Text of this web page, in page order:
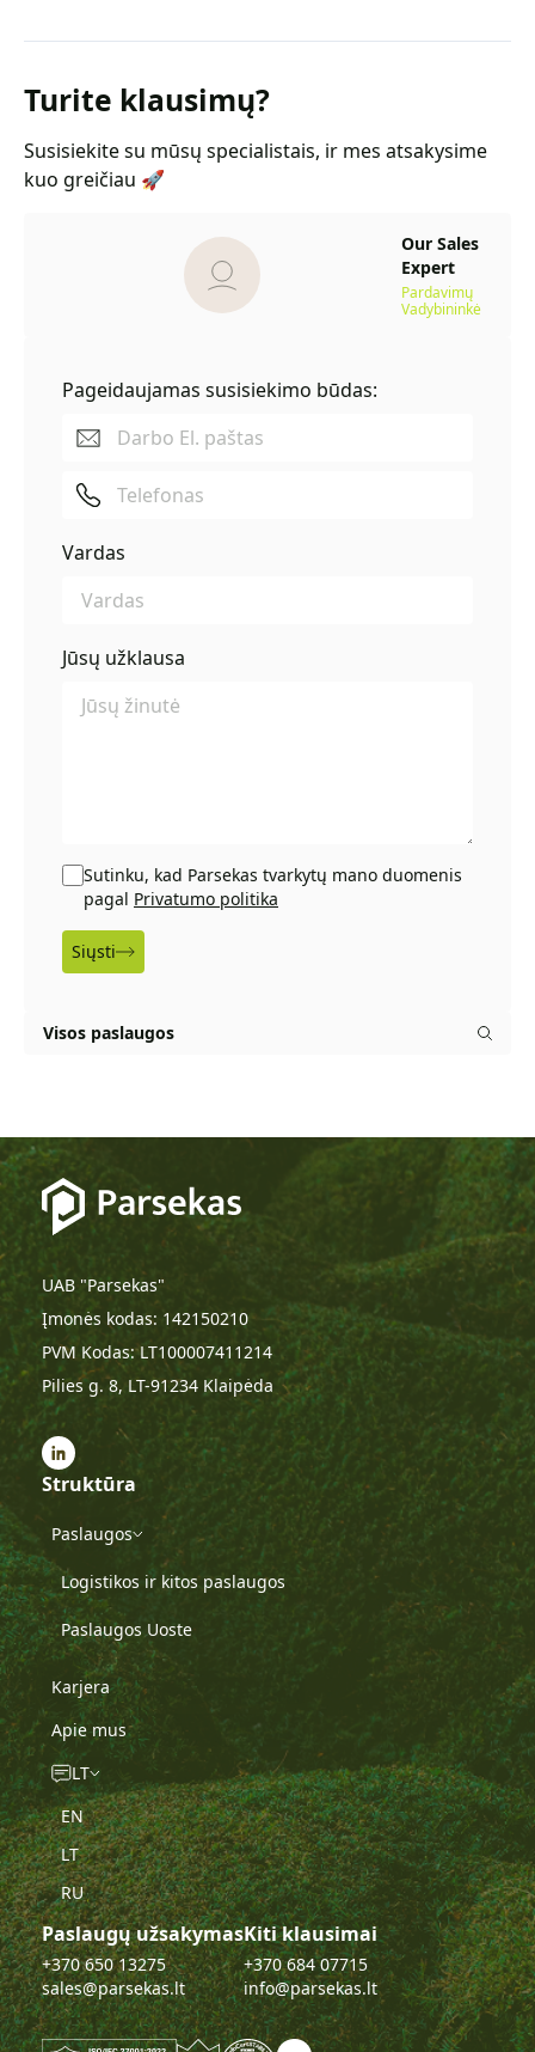
Turite klausimų?
Susisiekite su mūsų specialistais, ir mes atsakysime
kuo greičiau 🚀
Our Sales
Expert
Pardavimų
Vadybininkė
Pageidaujamas susisiekimo būdas:
Vardas
Jūsų užklausa
Sutinku, kad Parsekas tvarkytų mano duomenis
pagal Privatumo politika
Siųsti
Visos paslaugos
UAB "Parsekas"
Įmonės kodas: 142150210
PVM Kodas: LT100007411214
Pilies g. 8, LT-91234 Klaipėda
Struktūra
Paslaugos
Logistikos ir kitos paslaugos
Paslaugos Uoste
Karjera
Apie mus
LT
EN
LT
RU
Paslaugų užsakymas
+370 650 13275
sales@parsekas.lt
Kiti klausimai
+370 684 07715
info@parsekas.lt